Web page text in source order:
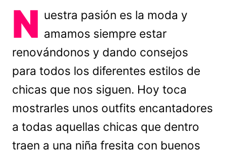
N uestra pasión es la moda y
amamos siempre estar
renovándonos y dando consejos
para todos los diferentes estilos de
chicas que nos siguen. Hoy toca
mostrarles unos outfits encantadores
a todas aquellas chicas que dentro
traen a una niña fresita con buenos